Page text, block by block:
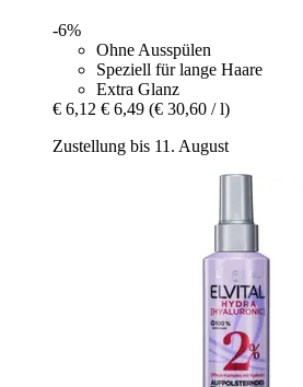
-6%
Ohne Ausspülen
Speziell für lange Haare
Extra Glanz
€ 6,12 € 6,49 (€ 30,60 / l)
Zustellung bis 11. August